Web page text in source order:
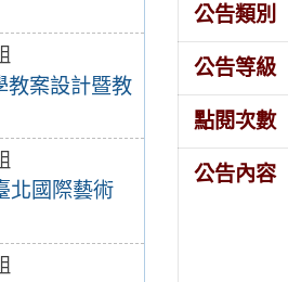
教案設計暨教
北國際藝術
公告類別
公告等級
點閱次數
公告內容